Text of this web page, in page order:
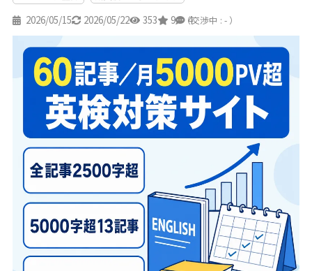
2026/05/15 2026/05/22 353 9 4
（交渉中 : - ）